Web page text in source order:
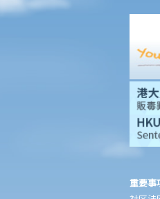
1. 雇佣合约终止后的限制条款
2. 我怀疑公司内某销售员不
所以我想解雇此职员。我可否
2. 我是一名办公室文员，但
认为此工作与我的职责不符，
责。我可否不给予他预先通知
3. 雇员几日没有上班，但没
重要事